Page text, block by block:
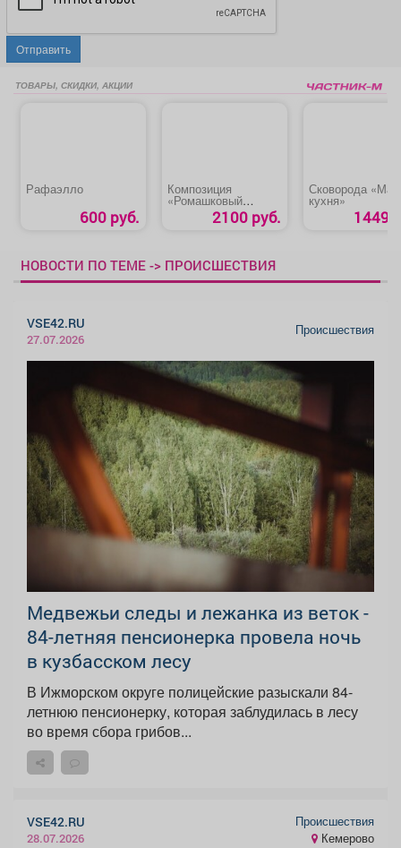
Отправить
ТОВАРЫ, СКИДКИ, АКЦИИ
Рафаэлло
600 руб.
Композиция
«Ромашковый
2100 руб.
Сковорода
кухня»
1449
НОВОСТИ ПО ТЕМЕ -> ПРОИСШЕСТВИЯ
VSE42.RU
27.07.2026
Происшествия
Медвежьи следы и лежанка из веток -
84-летняя пенсионерка провела ночь
в кузбасском лесу
В Ижморском округе полицейские разыскали 84-
летнюю пенсионерку, которая заблудилась в лесу
во время сбора грибов...
VSE42.RU
28.07.2026
Происшествия
Кемерово